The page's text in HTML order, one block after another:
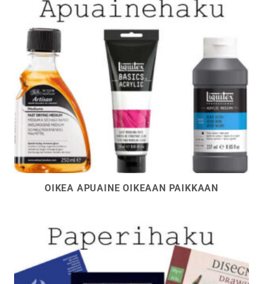
OIKEA APUAINE OIKEAAN PAIKKAAN